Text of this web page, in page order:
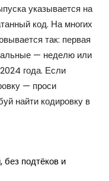
указывается на
код. На многих
так: первая
— неделю или
года. Если
— проси
найти кодировку в
подтёков и